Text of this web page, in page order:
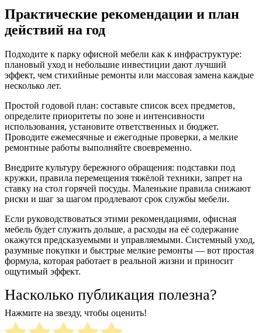
Практические рекомендации и план
действий на год
Подходите к парку офисной мебели как к инфраструктуре:
плановый уход и небольшие инвестиции дают лучший
эффект, чем стихийные ремонты или массовая замена каждые
несколько лет.
Простой годовой план: составьте список всех предметов,
определите приоритеты по зоне и интенсивности
использования, установите ответственных и бюджет.
Проводите ежемесячные и ежегодные проверки, а мелкие
ремонтные работы выполняйте своевременно.
Внедрите культуру бережного обращения: подставки под
кружки, правила перемещения тяжёлой техники, запрет на
ставку на стол горячей посуды. Маленькие правила снижают
риски и шаг за шагом продлевают срок службы мебели.
Если руководствоваться этими рекомендациями, офисная
мебель будет служить дольше, а расходы на её содержание
окажутся предсказуемыми и управляемыми. Системный уход,
разумные покупки и быстрые мелкие ремонты — вот простая
формула, которая работает в реальной жизни и приносит
ощутимый эффект.
Насколько публикация полезна?
Нажмите на звезду, чтобы оценить!